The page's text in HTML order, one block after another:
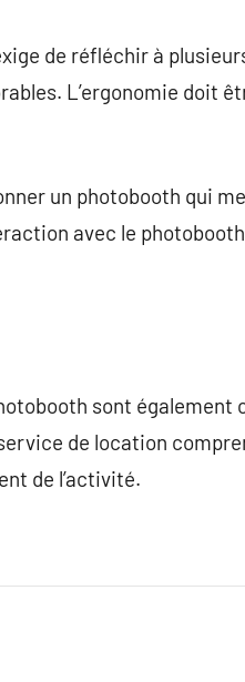
de réfléchir à
L’ergonomie doit
un photobooth qui
avec le
sont également
de location
de l’activité.